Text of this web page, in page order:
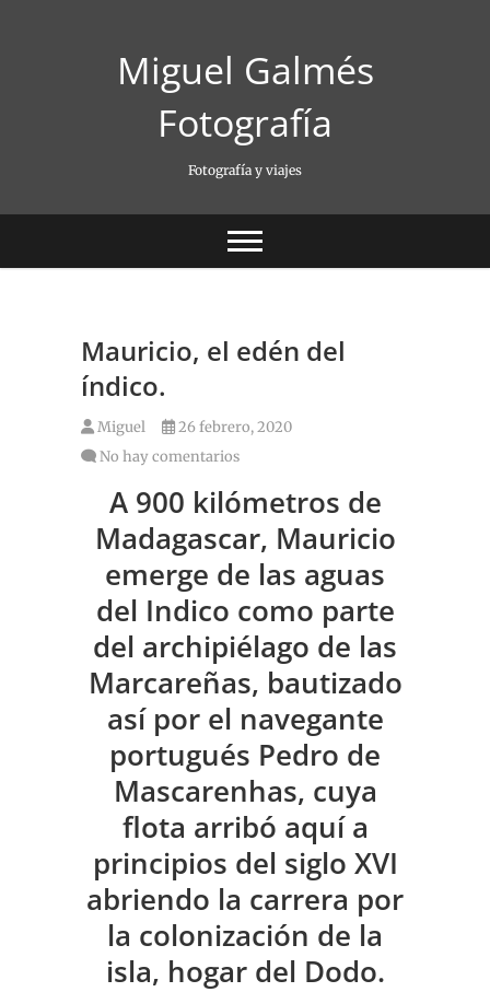
Miguel Galmés
Fotografía
Fotografía y viajes
Mauricio, el edén del
índico.
Miguel
26 febrero, 2020
No hay comentarios
A 900 kilómetros de
Madagascar, Mauricio
emerge de las aguas
del Indico como parte
del archipiélago de las
Marcareñas, bautizado
así por el navegante
portugués Pedro de
Mascarenhas, cuya
flota arribó aquí a
principios del siglo XVI
abriendo la carrera por
la colonización de la
isla, hogar del Dodo.